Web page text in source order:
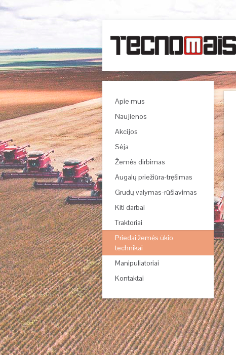
Apie mus
Naujienos
Akcijos
Sėja
Žemės dirbimas
Augalų priežiūra-tręšimas
Grudų valymas-rūšiavimas
Kiti darbai
Traktoriai
Priedai žemės ūkio
technikai
Manipuliatoriai
Kontaktai